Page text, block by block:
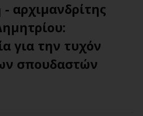
αρχιμανδρίτης
για την τυχόν
σπουδαστών